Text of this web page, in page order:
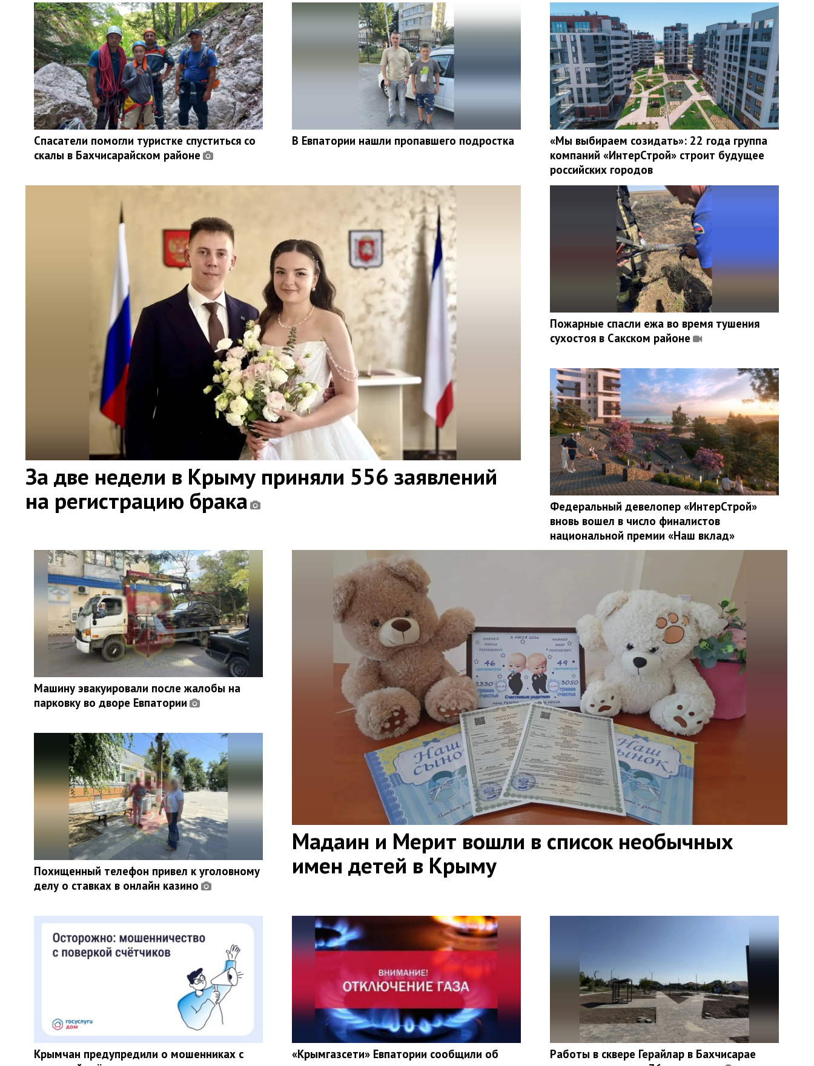
Спасатели помогли туристке спуститься со
скалы в Бахчисарайском районе
В Евпатории нашли пропавшего подростка
«Мы выбираем созидать»: 22 года группа
компаний «ИнтерСтрой» строит будущее
российских городов
За две недели в Крыму приняли 556 заявлений
на регистрацию брака
Пожарные спасли ежа во время тушения
сухостоя в Сакском районе
Федеральный девелопер «ИнтерСтрой»
вновь вошел в число финалистов
национальной премии «Наш вклад»
Мадаин и Мерит вошли в список необычных
имен детей в Крыму
Машину эвакуировали после жалобы на
парковку во дворе Евпатории
Похищенный телефон привел к уголовному
делу о ставках в онлайн казино
Крымчан предупредили о мошенниках с
«Крымгазсети» Евпатории сообщили об
Работы в сквере Герайлар в Бахчисарае